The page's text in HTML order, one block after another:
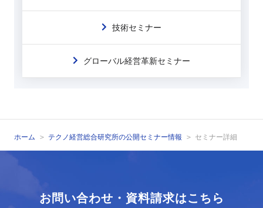
技術セミナー
グローバル経営革新セミナー
ホーム テクノ経営総合研究所の公開セミナー情報 セミナー詳細
お問い合わせ・資料請求はこちら